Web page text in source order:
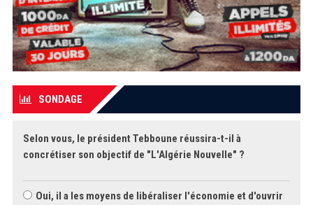
SONDAGE
Selon vous, le président Tebboune réussira-t-il à
concrétiser son objectif de "L'Algérie Nouvelle" ?
Oui, il a les moyens de libéraliser l'économie et d'ouvrir